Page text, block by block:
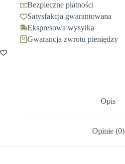
Bezpieczne płatności
Satysfakcja gwarantowana
Ekspresowa wysyłka
Gwarancja zwrotu pieniędzy
Opis
Opinie (0)